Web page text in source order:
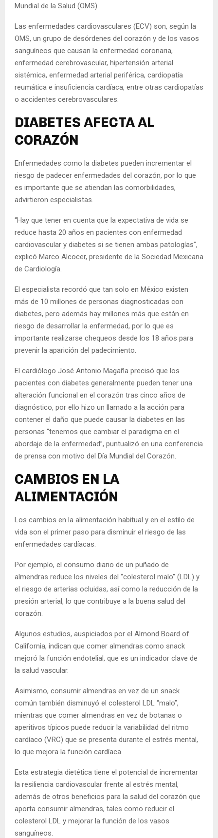
Mundial de la Salud (OMS).
Las enfermedades cardiovasculares (ECV) son, según la
OMS, un grupo de desórdenes del corazón y de los vasos
sanguíneos que causan la enfermedad coronaria,
enfermedad cerebrovascular, hipertensión arterial
sistémica, enfermedad arterial periférica, cardiopatía
reumática e insuficiencia cardíaca, entre otras cardiopatías
o accidentes cerebrovasculares.
DIABETES AFECTA AL
CORAZÓN
Enfermedades como la diabetes pueden incrementar el
riesgo de padecer enfermedades del corazón, por lo que
es importante que se atiendan las comorbilidades,
advirtieron especialistas.
“Hay que tener en cuenta que la expectativa de vida se
reduce hasta 20 años en pacientes con enfermedad
cardiovascular y diabetes si se tienen ambas patologías”,
explicó Marco Alcocer, presidente de la Sociedad Mexicana
de Cardiología.
El especialista recordó que tan solo en México existen
más de 10 millones de personas diagnosticadas con
diabetes, pero además hay millones más que están en
riesgo de desarrollar la enfermedad, por lo que es
importante realizarse chequeos desde los 18 años para
prevenir la aparición del padecimiento.
El cardiólogo José Antonio Magaña precisó que los
pacientes con diabetes generalmente pueden tener una
alteración funcional en el corazón tras cinco años de
diagnóstico, por ello hizo un llamado a la acción para
contener el daño que puede causar la diabetes en las
personas “tenemos que cambiar el paradigma en el
abordaje de la enfermedad”, puntualizó en una conferencia
de prensa con motivo del Día Mundial del Corazón.
CAMBIOS EN LA
ALIMENTACIÓN
Los cambios en la alimentación habitual y en el estilo de
vida son el primer paso para disminuir el riesgo de las
enfermedades cardíacas.
Por ejemplo, el consumo diario de un puñado de
almendras reduce los niveles del “colesterol malo” (LDL) y
el riesgo de arterias ocluidas, así como la reducción de la
presión arterial, lo que contribuye a la buena salud del
corazón.
Algunos estudios, auspiciados por el Almond Board of
California, indican que comer almendras como snack
mejoró la función endotelial, que es un indicador clave de
la salud vascular.
Asimismo, consumir almendras en vez de un snack
común también disminuyó el colesterol LDL “malo”,
mientras que comer almendras en vez de botanas o
aperitivos típicos puede reducir la variabilidad del ritmo
cardíaco (VRC) que se presenta durante el estrés mental,
lo que mejora la función cardíaca.
Esta estrategia dietética tiene el potencial de incrementar
la resiliencia cardiovascular frente al estrés mental,
además de otros beneficios para la salud del corazón que
aporta consumir almendras, tales como reducir el
colesterol LDL y mejorar la función de los vasos
sanguíneos.